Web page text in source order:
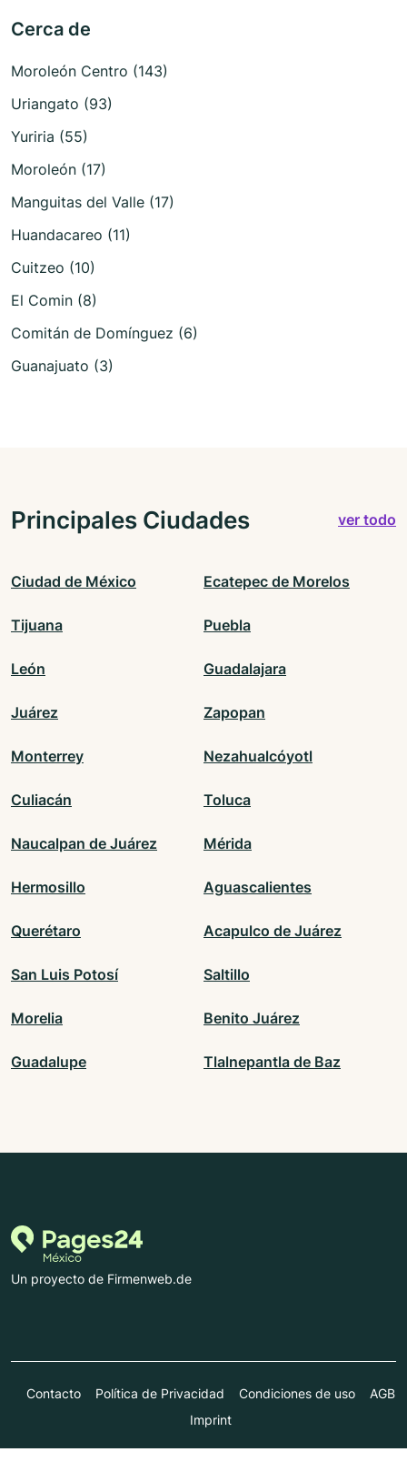
Cerca de
Moroleón Centro (143)
Uriangato (93)
Yuriria (55)
Moroleón (17)
Manguitas del Valle (17)
Huandacareo (11)
Cuitzeo (10)
El Comin (8)
Comitán de Domínguez (6)
Guanajuato (3)
Principales Ciudades ver todo
Ciudad de México Ecatepec de Morelos
Tijuana Puebla
León Guadalajara
Juárez Zapopan
Monterrey Nezahualcóyotl
Culiacán Toluca
Naucalpan de Juárez Mérida
Hermosillo Aguascalientes
Querétaro Acapulco de Juárez
San Luis Potosí Saltillo
Morelia Benito Juárez
Guadalupe Tlalnepantla de Baz
Un proyecto de Firmenweb.de
Contacto Política de Privacidad Condiciones de uso
AGB
Imprint